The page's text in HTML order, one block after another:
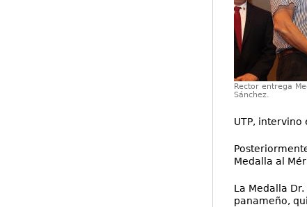
Rector entrega
Sánchez.
UTP,
Medalla al
La Medalla
panameño,